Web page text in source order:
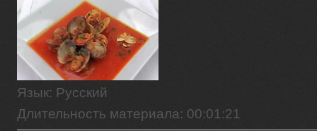
Язык: Русский
Длительность материала: 00:01:21